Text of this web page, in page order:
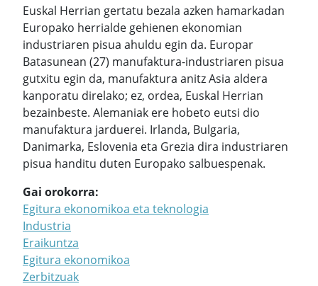
Euskal Herrian gertatu bezala azken hamarkadan
Europako herrialde gehienen ekonomian
industriaren pisua ahuldu egin da. Europar
Batasunean (27) manufaktura-industriaren pisua
gutxitu egin da, manufaktura anitz Asia aldera
kanporatu direlako; ez, ordea, Euskal Herrian
bezainbeste. Alemaniak ere hobeto eutsi dio
manufaktura jarduerei. Irlanda, Bulgaria,
Danimarka, Eslovenia eta Grezia dira industriaren
pisua handitu duten Europako salbuespenak.
Gai orokorra
Egitura ekonomikoa eta teknologia
Industria
Eraikuntza
Egitura ekonomikoa
Zerbitzuak